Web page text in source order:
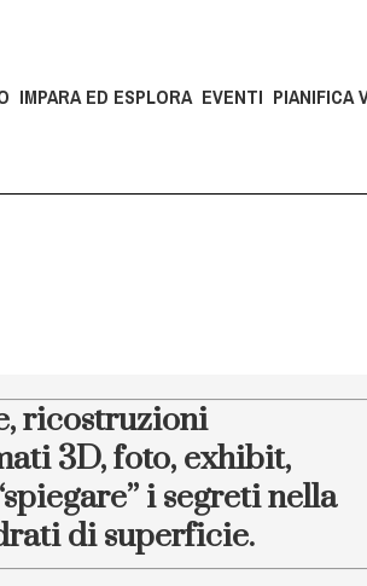
IMPARA ED ESPLORA EVENTI PIANIFICA
ricostruzioni
3D, foto, exhibit,
i segreti nella
di superficie.